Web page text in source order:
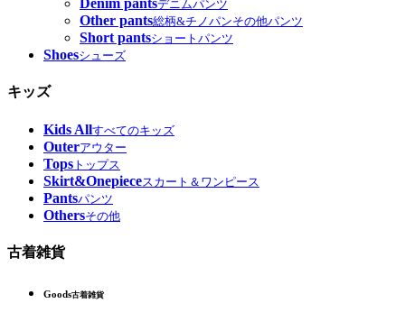
Denim pantsデニムパンツ
Other pants総柄&チノパンその他パンツ
Short pantsショートパンツ
Shoesシューズ
キッズ
Kids Allすべてのキッズ
Outerアウター
Tops トップス
Skirt&Onepieceスカート＆ワンピース
Pantsパンツ
Othersその他
古着雑貨
Goods古着雑貨